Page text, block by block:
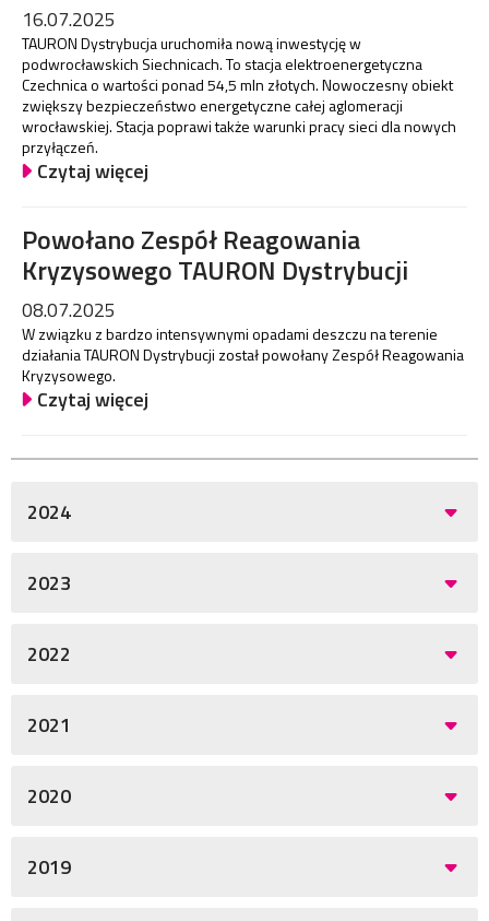
16.07.2025
TAURON Dystrybucja uruchomiła nową inwestycję w
podwrocławskich Siechnicach. To stacja elektroenergetyczna
Czechnica o wartości ponad 54,5 mln złotych. Nowoczesny obiekt
zwiększy bezpieczeństwo energetyczne całej aglomeracji
wrocławskiej. Stacja poprawi także warunki pracy sieci dla nowych
przyłączeń.
Czytaj więcej
Powołano Zespół Reagowania
Kryzysowego TAURON Dystrybucji
08.07.2025
W związku z bardzo intensywnymi opadami deszczu na terenie
działania TAURON Dystrybucji został powołany Zespół Reagowania
Kryzysowego.
Czytaj więcej
2024
2023
2022
2021
2020
2019